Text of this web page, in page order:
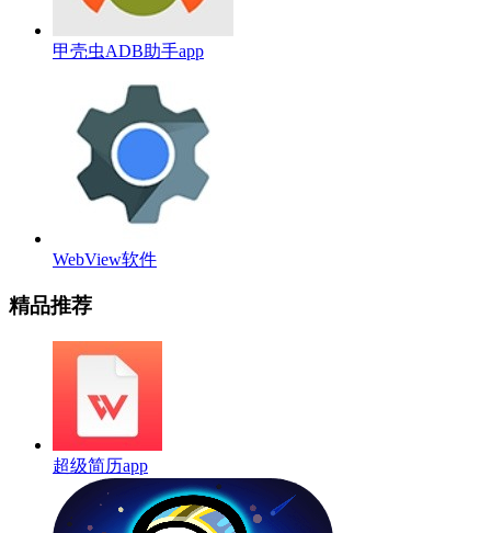
甲壳虫ADB助手app
WebView软件
精品推荐
超级简历app